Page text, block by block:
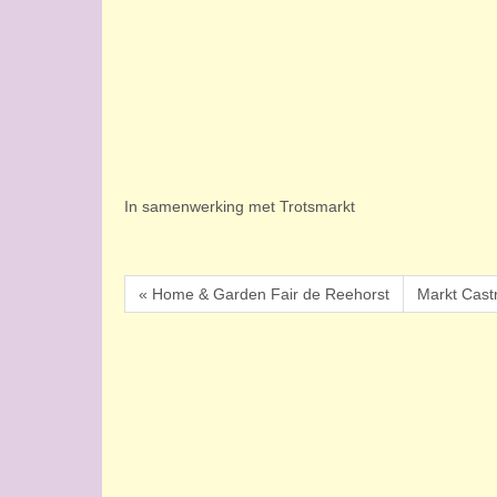
In samenwerking met Trotsmarkt
« Home & Garden Fair de Reehorst Markt